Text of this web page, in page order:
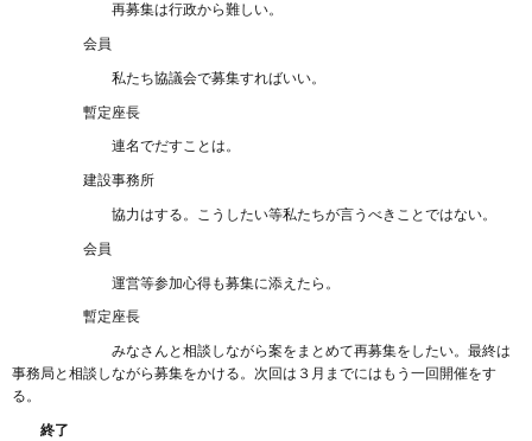
再募集は行政から難しい。
会員
私たち協議会で募集すればいい。
暫定座長
連名でだすことは。
建設事務所
協力はする。こうしたい等私たちが言うべきことではない。
会員
運営等参加心得も募集に添えたら。
暫定座長
みなさんと相談しながら案をまとめて再募集をしたい。最終は
事務局と相談しながら募集をかける。次回は３月までにはもう一回開催をす
る。
終了